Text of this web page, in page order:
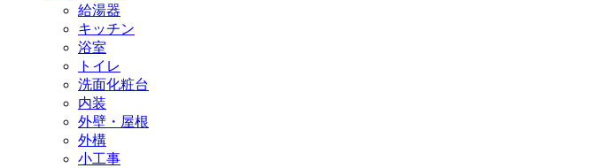
給湯器
キッチン
浴室
トイレ
洗面化粧台
内装
外壁・屋根
外構
小工事